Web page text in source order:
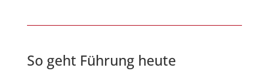
So geht Führung heute